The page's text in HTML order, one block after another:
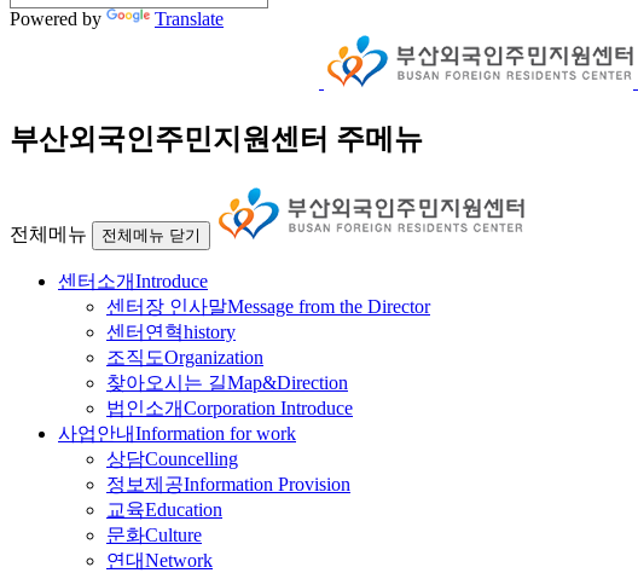
Powered by Translate
부산외국인주민지원센터 주메뉴
전체메뉴 전체메뉴 닫기
센터소개Introduce
센터장 인사말Message from the Director
센터연혁history
조직도Organization
찾아오시는 길Map&Direction
법인소개Corporation Introduce
사업안내Information for work
상담Councelling
정보제공Information Provision
교육Education
문화Culture
연대Network